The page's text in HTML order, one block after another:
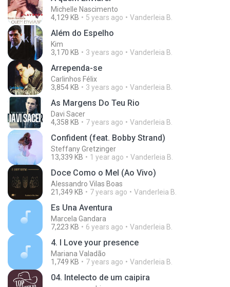
Michelle Nascimento
4,129 KB
5 years ago Vanderleia B.
Além do Espelho
Kim
3,170 KB
3 years ago Vanderleia B.
Arrependa-se
Carlinhos Félix
3,854 KB
3 years ago Vanderleia B.
As Margens Do Teu Rio
Davi Sacer
4,358 KB
7 years ago Vanderleia B.
Confident (feat. Bobby Strand)
Steffany Gretzinger
13,339 KB
1 year ago Vanderleia B.
Doce Como o Mel (Ao Vivo)
Alessandro Vilas Boas
21,349 KB
7 years ago Vanderleia B.
Es Una Aventura
Marcela Gandara
7,223 KB
6 years ago Vanderleia B.
4. I Love your presence
Mariana Valadão
1,749 KB
7 years ago Vanderleia B.
04. Intelecto de um caipira